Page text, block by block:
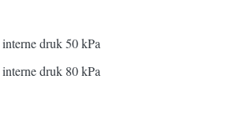
druk 50 kPa
druk 80 kPa